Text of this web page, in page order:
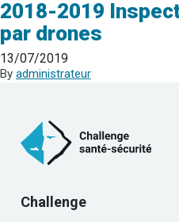
2018-2019
par drones
13/07/2019
By administrateur
Challenge